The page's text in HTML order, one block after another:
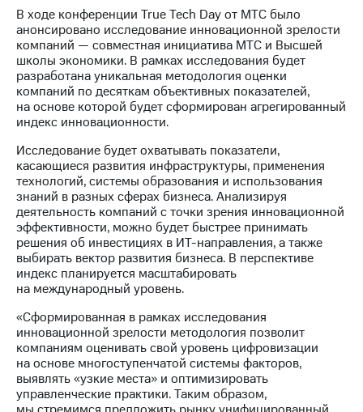
отчетность
Контакты
Новости
в
регионе
Корпоративное
управление
Корпоративный
секретарь
Раскрытие
информации
Информация
акционерам
Документы
"МТС"
Собрания
акционеров
Личный
кабинет
акционера
В ходе конференции True Tech Day от МТС было
анонсировано исследование инновационной зрелости
компаний — совместная инициатива МТС и Высшей
школы экономики. В рамках исследования будет
разработана уникальная методология оценки
компаний по десяткам объективных показателей,
на основе которой будет сформирован агрегированный
индекс инновационности.
Исследование будет охватывать показатели,
касающиеся развития инфраструктуры, применения
технологий, системы образования и использования
знаний в разных сферах бизнеса. Анализируя
деятельность компаний с точки зрения инновационной
эффективности, можно будет быстрее принимать
решения об инвестициях в ИТ-направления, а также
выбирать вектор развития бизнеса. В перспективе
индекс планируется масштабировать
на международный уровень.
«Сформированная в рамках исследования
инновационной зрелости методология позволит
компаниям оценивать свой уровень цифровизации
на основе многоступенчатой системы факторов,
выявлять «узкие места» и оптимизировать
управленческие практики. Таким образом,